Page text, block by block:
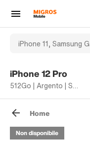
iPhone 12 Pro
512Go | Argento | Stato corretto
Home
Non disponibile